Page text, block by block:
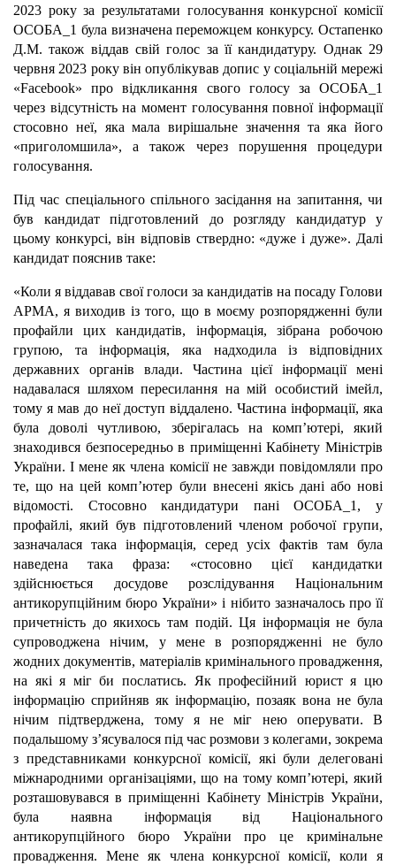
2023 року за результатами голосування конкурсної комісії
ОСОБА_1 була визначена переможцем конкурсу. Остапенко
Д.М. також віддав свій голос за її кандидатуру. Однак 29
червня 2023 року він опублікував допис у соціальній мережі
«Facebook» про відкликання свого голосу за ОСОБА_1
через відсутність на момент голосування повної інформації
стосовно неї, яка мала вирішальне значення та яка його
«приголомшила», а також через порушення процедури
голосування.
Під час спеціального спільного засідання на запитання, чи
був кандидат підготовлений до розгляду кандидатур у
цьому конкурсі, він відповів ствердно: «дуже і дуже». Далі
кандидат пояснив таке:
«Коли я віддавав свої голоси за кандидатів на посаду Голови
АРМА, я виходив із того, що в моєму розпорядженні були
профайли цих кандидатів, інформація, зібрана робочою
групою, та інформація, яка надходила із відповідних
державних органів влади. Частина цієї інформації мені
надавалася шляхом пересилання на мій особистий імейл,
тому я мав до неї доступ віддалено. Частина інформації, яка
була доволі чутливою, зберігалась на комп’ютері, який
знаходився безпосередньо в приміщенні Кабінету Міністрів
України. І мене як члена комісії не завжди повідомляли про
те, що на цей комп’ютер були внесені якісь дані або нові
відомості. Стосовно кандидатури пані ОСОБА_1, у
профайлі, який був підготовлений членом робочої групи,
зазначалася така інформація, серед усіх фактів там була
наведена така фраза: «стосовно цієї кандидатки
здійснюється досудове розслідування Національним
антикорупційним бюро України» і нібито зазначалось про її
причетність до якихось там подій. Ця інформація не була
супроводжена нічим, у мене в розпорядженні не було
жодних документів, матеріалів кримінального провадження,
на які я міг би послатись. Як професійний юрист я цю
інформацію сприйняв як інформацію, позаяк вона не була
нічим підтверджена, тому я не міг нею оперувати. В
подальшому з’ясувалося під час розмови з колегами, зокрема
з представниками конкурсної комісії, які були делеговані
міжнародними організаціями, що на тому комп’ютері, який
розташовувався в приміщенні Кабінету Міністрів України,
була наявна інформація від Національного
антикорупційного бюро України про це кримінальне
провадження. Мене як члена конкурсної комісії, коли я